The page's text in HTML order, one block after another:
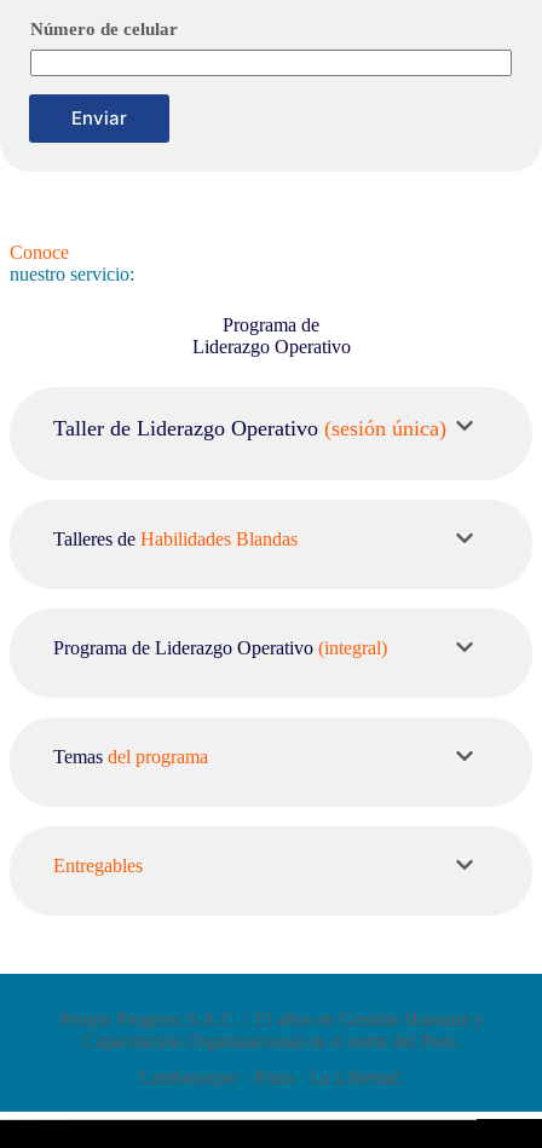
lNúmero de celular
Enviar
Conoce
nuestro servicio:
Programa de
Liderazgo Operativo
Taller de Liderazgo Operativo (sesión única)
Talleres de Habilidades Blandas
Programa de Liderazgo Operativo (integral)
Temas del programa
Entregables
People Progress S.A.C. | 15 años en Gestión Humana y
Capacitación Organizacional en el norte del Perú.
Lambayeque · Piura · La Libertad.